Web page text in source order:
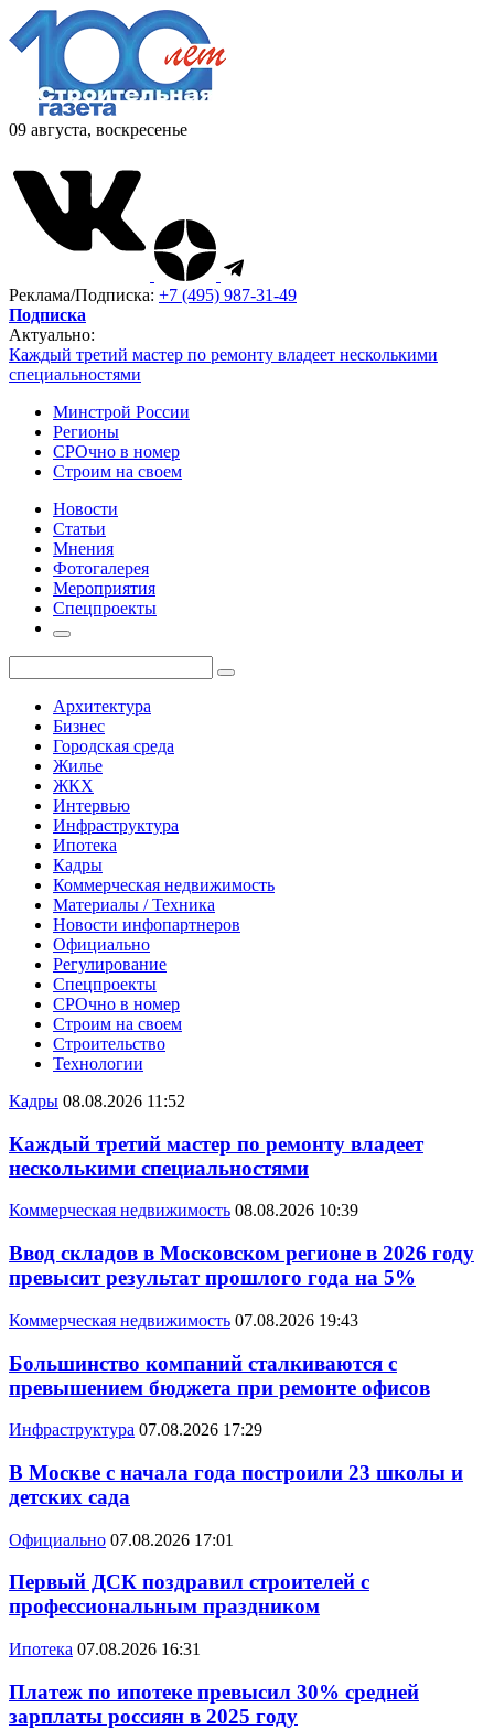
09 августа, воскресенье
Реклама/Подписка: +7 (495) 987-31-49
Подписка
Актуально:
Каждый третий мастер по ремонту владеет несколькими
специальностями
Минстрой России
Регионы
СРОчно в номер
Строим на своем
Новости
Статьи
Мнения
Фотогалерея
Мероприятия
Спецпроекты
Архитектура
Бизнес
Городская среда
Жилье
ЖКХ
Интервью
Инфраструктура
Ипотека
Кадры
Коммерческая недвижимость
Материалы / Техника
Новости инфопартнеров
Официально
Регулирование
Спецпроекты
СРОчно в номер
Строим на своем
Строительство
Технологии
Кадры 08.08.2026 11:52
Каждый третий мастер по ремонту владеет
несколькими специальностями
Коммерческая недвижимость 08.08.2026 10:39
Ввод складов в Московском регионе в 2026 году
превысит результат прошлого года на 5%
Коммерческая недвижимость 07.08.2026 19:43
Большинство компаний сталкиваются с
превышением бюджета при ремонте офисов
Инфраструктура 07.08.2026 17:29
В Москве с начала года построили 23 школы и
детских сада
Официально 07.08.2026 17:01
Первый ДСК поздравил строителей с
профессиональным праздником
Ипотека 07.08.2026 16:31
Платеж по ипотеке превысил 30% средней
зарплаты россиян в 2025 году